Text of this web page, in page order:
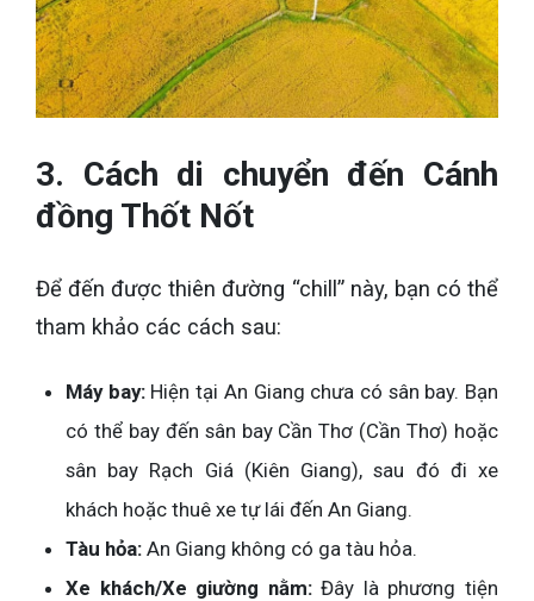
3. Cách di chuyển đến Cánh
đồng Thốt Nốt
Để đến được thiên đường “chill” này, bạn có thể
tham khảo các cách sau:
Máy bay:Hiện tại An Giang chưa có sân bay. Bạn
có thể bay đến sân bay Cần Thơ (Cần Thơ) hoặc
sân bay Rạch Giá (Kiên Giang), sau đó đi xe
khách hoặc thuê xe tự lái đến An Giang.
Tàu hỏa: An Giang không có ga tàu hỏa.
Xe khách/Xe giường nằm:Đây là phương tiện